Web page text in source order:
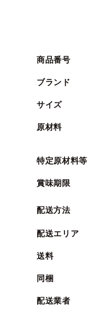
商品番号
ブランド
サイズ
原材料
特定原材料等
賞味期限
配送方法
配送エリア
送料
同梱
配送業者